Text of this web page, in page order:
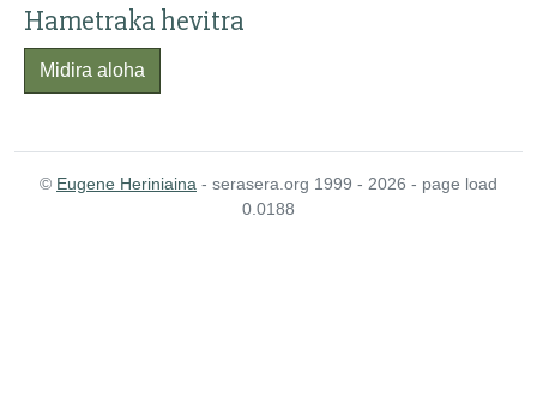
Hametraka hevitra
Midira aloha
© Eugene Heriniaina - serasera.org 1999 - 2026 - page load
0.0188